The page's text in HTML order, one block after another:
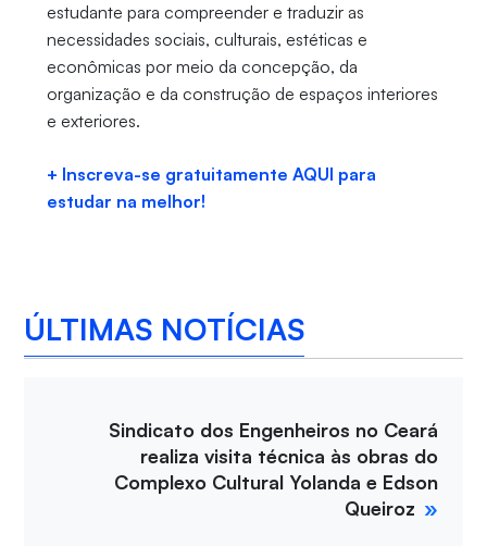
estudante para compreender e traduzir as
necessidades sociais, culturais, estéticas e
econômicas por meio da concepção, da
organização e da construção de espaços interiores
e exteriores.
+ Inscreva-se gratuitamente AQUI para
estudar na melhor!
ÚLTIMAS NOTÍCIAS
Sindicato dos Engenheiros no Ceará
realiza visita técnica às obras do
Complexo Cultural Yolanda e Edson
Queiroz